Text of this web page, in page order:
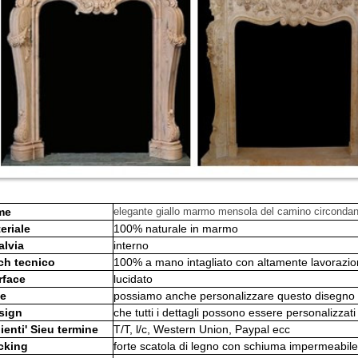
elegante giallo marmo mensola del camino
100% naturale in marmo
interno
tecnico
100% a mano intagliato con altamente
lucidato
possiamo anche personalizzare questo
che tutti i dettagli possono essere
Sieu termine
T/T, l/c, Western Union, Paypal ecc
forte scatola di legno con schiuma